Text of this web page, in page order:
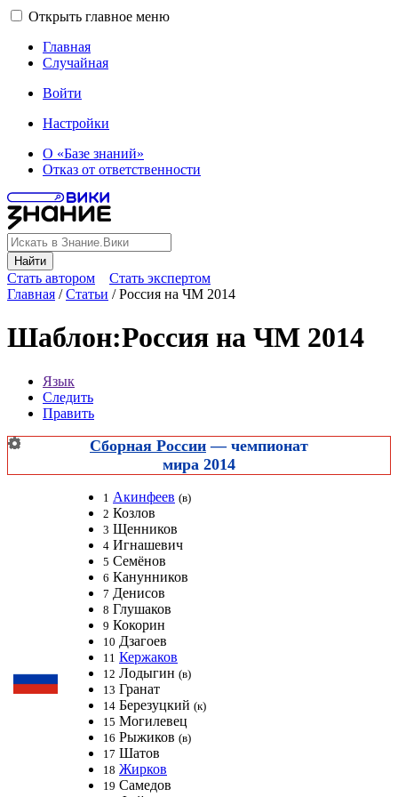
Открыть главное меню
Главная
Случайная
Войти
Настройки
О «Базе знаний»
Отказ от ответственности
Найти
Стать автором
Стать экспертом
Главная /Статьи /Россия на ЧМ 2014
Шаблон:Россия на ЧМ 2014
Язык
Следить
Править
Сборная России — чемпионат
мира 2014
1 Акинфеев (в)
2 Козлов
3 Щенников
4 Игнашевич
5 Семёнов
6 Канунников
7 Денисов
8 Глушаков
9 Кокорин
10 Дзагоев
11 Кержаков
12 Лодыгин (в)
13 Гранат
14 Березуцкий (к)
15 Могилевец
16 Рыжиков (в)
17 Шатов
18 Жирков
19 Самедов